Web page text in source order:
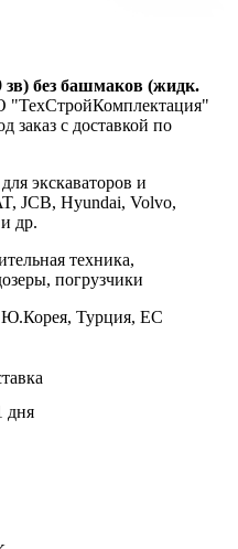
зв) без башмаков (жидк.
с доставкой по
экскаваторов и
JCB, Hyundai, Volvo,
др.
техника,
погрузчики
Турция, ЕС
дня